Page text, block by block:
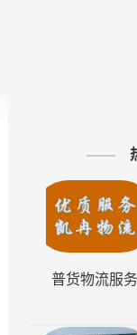
普货物流服务